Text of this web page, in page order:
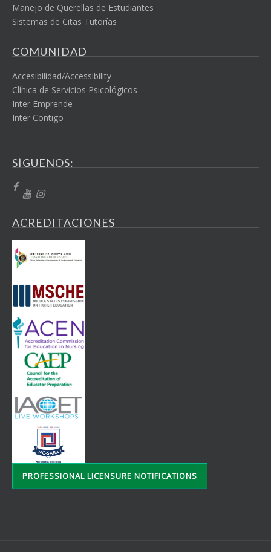
Manejo de Querellas de Estudiantes
Sistemas de Citas Tutorías
COMUNIDAD
Accesibilidad/Accessibility
Clínica de Servicios Psicológicos
Inter Emprende
Inter Contigo
SÍGUENOS:
ACREDITACIONES
PROFESSIONAL LICENSURE NOTIFICATIONS